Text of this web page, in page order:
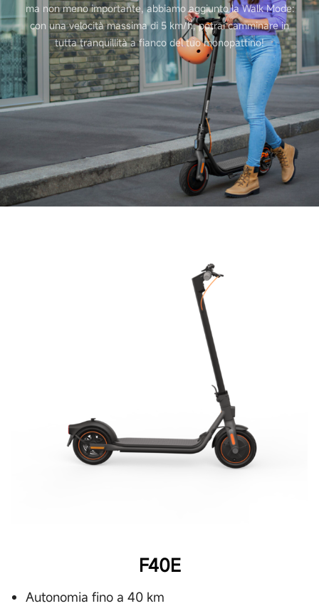
ma non meno importante, abbiamo aggiunto la Walk Mode:
con una velocità massima di 5 km/h, potrai camminare in
tutta tranquillità a fianco del tuo monopattino!
F40E
Autonomia fino a 40 km